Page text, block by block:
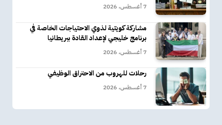
7 أغسطس، 2026
مشاركة كويتية لذوي الاحتياجات الخاصة في
برنامج خليجي لإعداد القادة ببريطانيا
7 أغسطس، 2026
رحلات للهروب من الاحتراق الوظيفي
7 أغسطس، 2026